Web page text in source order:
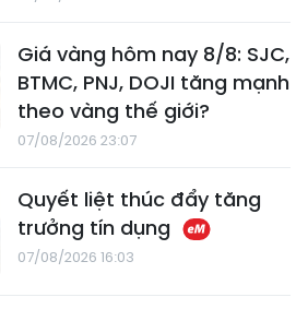
Giá vàng hôm nay 8/8: SJC,
BTMC, PNJ, DOJI tăng mạnh
theo vàng thế giới?
07/08/2026 23:07
Quyết liệt thúc đẩy tăng
trưởng tín dụng
07/08/2026 16:03